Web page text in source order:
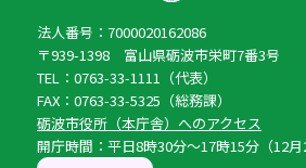
法人番号：7000020162086
〒939-1398 富山県砺波市栄町7番3号
TEL：0763-33-1111（代表）
FAX：0763-33-5325（総務課）
砺波市役所（本庁舎）へのアクセス
開庁時間：平日8時30分〜17時15分（12月